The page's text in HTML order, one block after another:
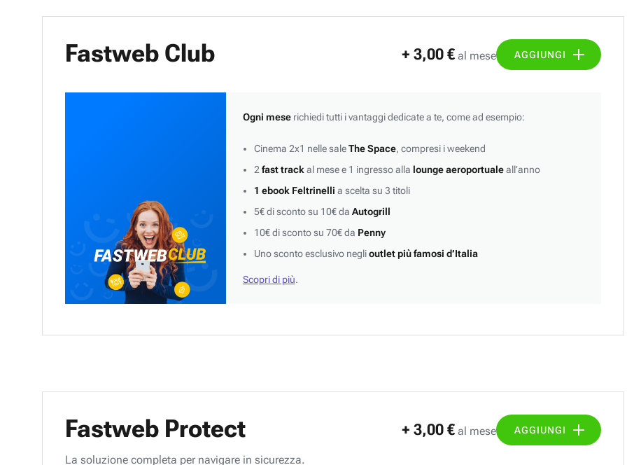
Fastweb Club + 3,00 € al mese AGGIUNGI
Ogni meserichiedi tutti i vantaggi dedicate a te, come ad esempio:
Cinema 2x1 nelle saleThe Space, compresi i weekend
2 fast track al mese e 1 ingresso alla lounge aeroportualeall’anno
1 ebook Feltrinelli a scelta su 3 titoli
5€ di sconto su 10€ da Autogrill
10€ di sconto su 70€ da Penny
Uno sconto esclusivo neglioutlet più famosi d’Italia
Scopri di più.
Fastweb Protect + 3,00 € al mese AGGIUNGI
La soluzione completa per navigare in sicurezza.